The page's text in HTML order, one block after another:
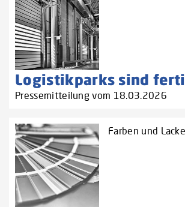
Logistikparks sind
Pressemitteilung vom 18.03.2026
Farben und